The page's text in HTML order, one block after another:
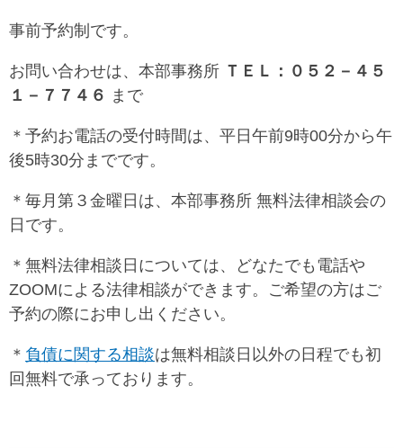
事前予約制です。
お問い合わせは、本部事務所 ＴＥＬ：０５２－４５
１－７７４６ まで
＊予約お電話の受付時間は、平日午前9時00分から午
後5時30分までです。
＊毎月第３金曜日は、本部事務所 無料法律相談会の
日です。
＊無料法律相談日については、どなたでも電話や
ZOOMによる法律相談ができます。ご希望の方はご
予約の際にお申し出ください。
＊ 負債に関する相談は無料相談日以外の日程でも初
回無料で承っております。